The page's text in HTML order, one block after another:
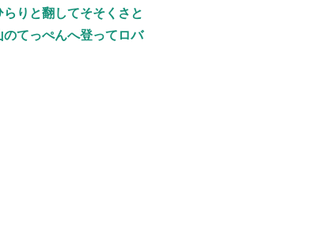
りと翻してそそくさと
てっぺんへ登ってロバ